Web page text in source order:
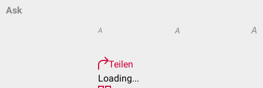
Ask
A A A
Teilen
Loading...